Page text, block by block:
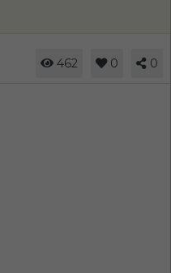
462 0 0